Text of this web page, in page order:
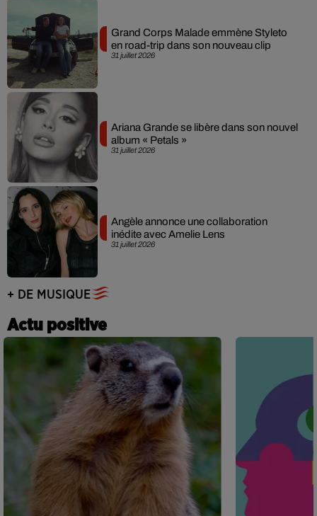
31 juillet 2026
Grand Corps Malade emmène Styleto
en road-trip dans son nouveau clip
31 juillet 2026
Ariana Grande se libère dans son nouvel
album « Petals »
31 juillet 2026
Angèle annonce une collaboration
inédite avec Amelie Lens
+ DE MUSIQUE
Actu positive